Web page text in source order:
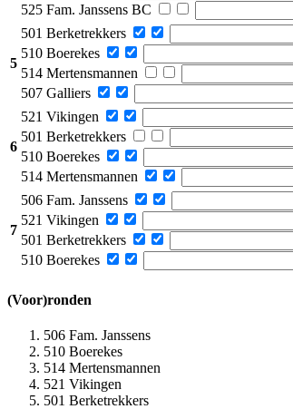
525 Fam. Janssens BC
5
501 Berketrekkers
510 Boerekes
514 Mertensmannen
507 Galliers
6
521 Vikingen
501 Berketrekkers
510 Boerekes
514 Mertensmannen
7
506 Fam. Janssens
521 Vikingen
501 Berketrekkers
510 Boerekes
(Voor)ronden
506 Fam. Janssens
510 Boerekes
514 Mertensmannen
521 Vikingen
501 Berketrekkers